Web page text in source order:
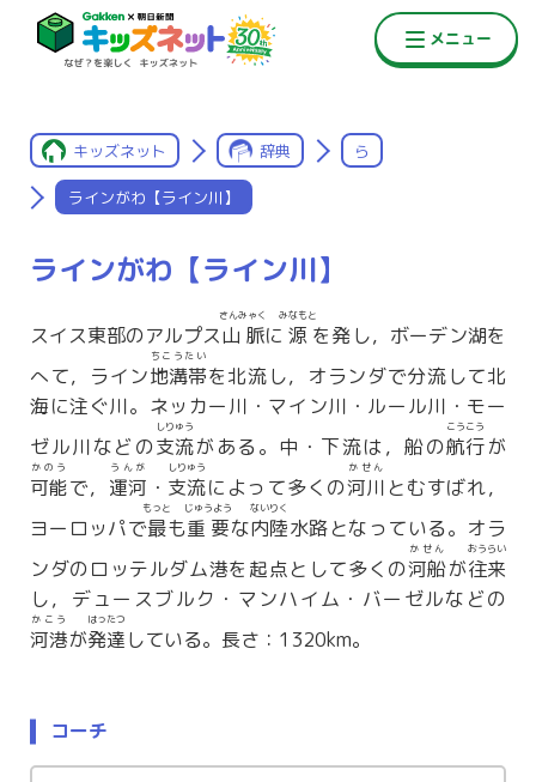
キッズネット 辞典 ら
ラインがわ【ライン川】
ラインがわ【ライン川】
スイス東部のアルプス山脈
さんみゃく
に 源
みなもと
を発し，ボーデン湖を
へて，ライン地溝帯
ちこうたい
を北流し，オランダで分流して北
海に注ぐ川。ネッカー川・マイン川・ルール川・モー
ゼル川などの支流
しりゅう
がある。中・下流は，船の航行
こうこう
が
可能
かのう
で， 運河
うんが
・ 支流
しりゅう
によって多くの河川
かせん
とむすばれ，
ヨーロッパで最
もっと
も重要
じゅうよう
な内陸
ないりく
水路となっている。オラ
ンダのロッテルダム港を起点として多くの河船
かせん
が往来
おうらい
し，デュースブルク・マンハイム・バーゼルなどの
河港
かこう
が発達
はったつ
している。長さ：1320km。
コーチ